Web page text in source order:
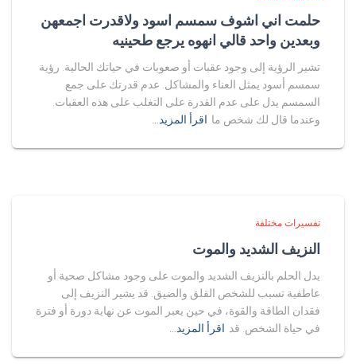
حلمت اني اشوف سمسم اسود ولاقدرت اجمعهن
وبعدين واحد قالي انهوه يرجع طحينيه
تشير الرؤية إلى وجود عقبات أو صعوبات في حياتك الحالية. رؤية
سمسم أسود يمثل العناء والمشاكل. عدم قدرتك على جمع
السمسم يدل على عدم القدرة على التغلب على هذه العقبات.
وعندما قال لك شخص ما اقرأ المزيد…
تفسيرات مختلفة
النزيف الشديد والموت
يدل الحلم بالنزيف الشديد والموت على وجود مشاكل صحية أو
عاطفية تسبب للشخص القلق والضيق. قد يشير النزيف إلى
فقدان الطاقة والقوة، في حين يعبر الموت عن نهاية دورة أو فترة
في حياة الشخص. قد اقرأ المزيد…